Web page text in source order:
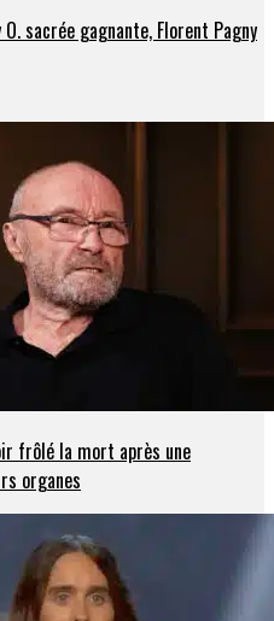
sacrée gagnante, Florent Pagny
frôlé la mort après une
organes